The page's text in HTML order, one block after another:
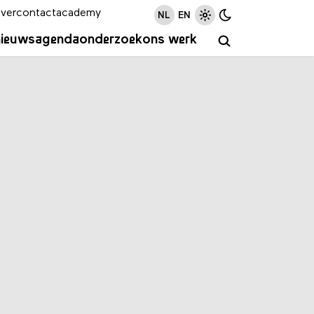
agendaonderzoekons werk
contactacademy NL EN